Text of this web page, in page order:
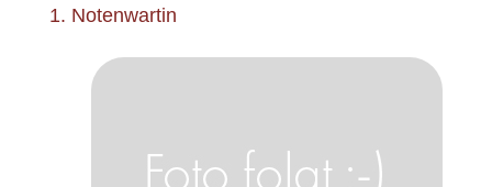
1. Notenwartin